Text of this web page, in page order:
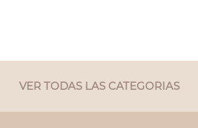
VER TODAS LAS CATEGORIAS